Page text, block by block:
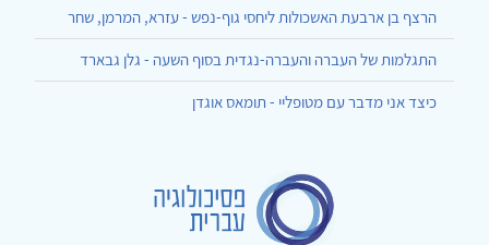
הרצף בן ארבעת האשכולות ליחסי גוף-נפש - עזרא, המרמן, שחר
התגלמות של העברה והעברה-נגדית בסוף השעה - גלן גבארד
כיצד אני מדבר עם מטופליי - תומאס אוגדן